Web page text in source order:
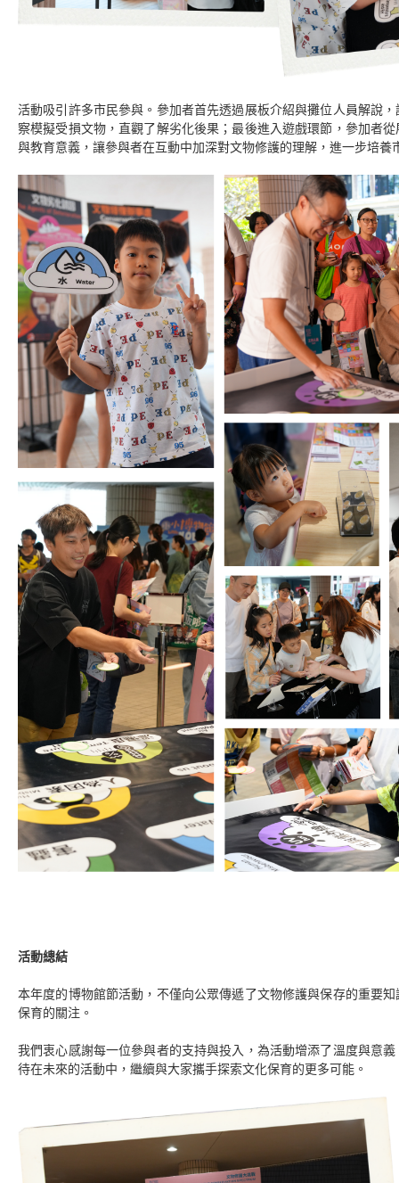
活動吸引許多市民參與。參加者首先透過展板介紹與攤位人員解說
察模擬受損文物，直觀了解劣化後果；最後進入遊戲環節，參加者
與教育意義，讓參與者在互動中加深對文物修護的理解，進一步培養
活動總結
本年度的博物館節活動，不僅向公眾傳遞了文物修護與保存的重要
保育的關注。
我們衷心感謝每一位參與者的支持與投入，為活動增添了溫度與意
待在未來的活動中，繼續與大家攜手探索文化保育的更多可能。